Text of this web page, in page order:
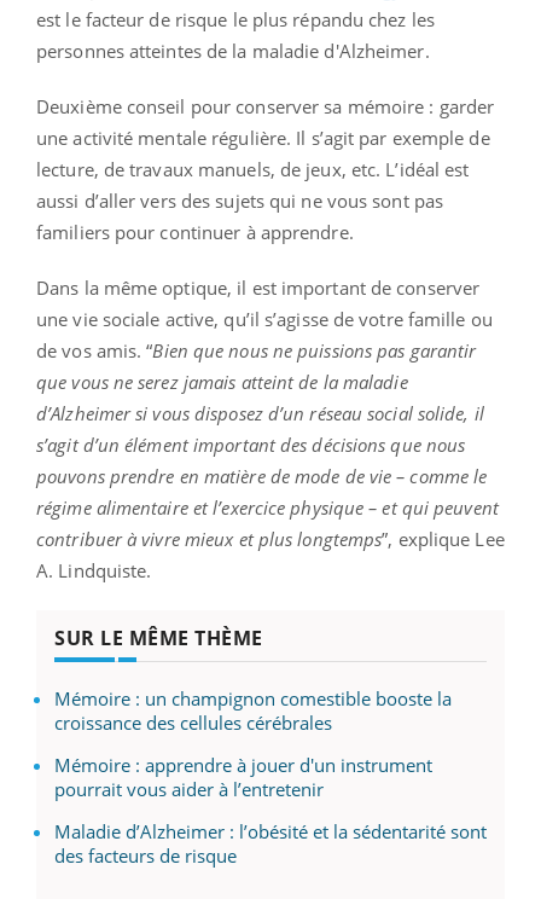
est le facteur de risque le plus répandu chez les
personnes atteintes de la maladie d'Alzheimer.
Deuxième conseil pour conserver sa mémoire : garder
une activité mentale régulière. Il s’agit par exemple de
lecture, de travaux manuels, de jeux, etc. L’idéal est
aussi d’aller vers des sujets qui ne vous sont pas
familiers pour continuer à apprendre.
Dans la même optique, il est important de conserver
une vie sociale active, qu’il s’agisse de votre famille ou
de vos amis. “Bien que nous ne puissions pas garantir
que vous ne serez jamais atteint de la maladie
d’Alzheimer si vous disposez d’un réseau social solide, il
s’agit d’un élément important des décisions que nous
pouvons prendre en matière de mode de vie – comme le
régime alimentaire et l’exercice physique – et qui peuvent
contribuer à vivre mieux et plus longtemps”, explique Lee
A. Lindquiste.
SUR LE MÊME THÈME
Mémoire : un champignon comestible booste la
croissance des cellules cérébrales
Mémoire : apprendre à jouer d'un instrument
pourrait vous aider à l’entretenir
Maladie d’Alzheimer : l’obésité et la sédentarité sont
des facteurs de risque